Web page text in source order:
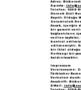
Adres:
E-posta:
Telefon: 0209
Dernek Sicil
Kayıtlı Olduğu
Sorumluluk
Ancak, içeriğin
bir garanti
bağlantıların
verilen sayfalar,
kontrol
edilmemiştir.
bir ihlal
Herhangi bir
kaldırılacaktır.
Impressum
Vereinsname:
Türkischer
Vertreten
Anschrift:
E-Mail: